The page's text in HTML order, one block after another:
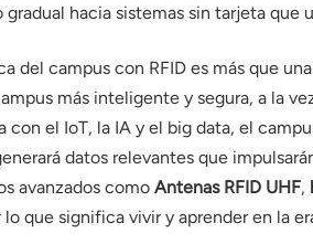
gradual hacia sistemas sin tarjeta
del campus con RFID es más que
más inteligente y segura, a la
con el IoT, la IA y el big data, el
datos relevantes que
avanzados como Antenas RFID UHF,
que significa vivir y aprender en la